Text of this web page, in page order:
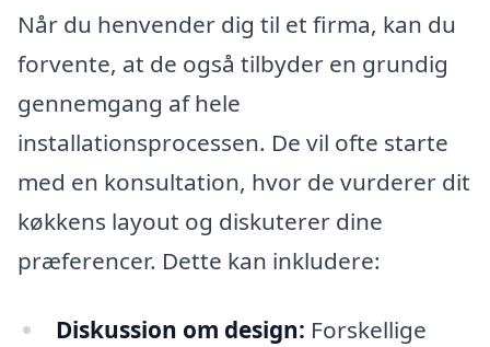
Når du henvender dig til et firma, kan du
forvente, at de også tilbyder en grundig
gennemgang af hele
installationsprocessen. De vil ofte starte
med en konsultation, hvor de vurderer dit
køkkens layout og diskuterer dine
præferencer. Dette kan inkludere:
Diskussion om design: Forskellige